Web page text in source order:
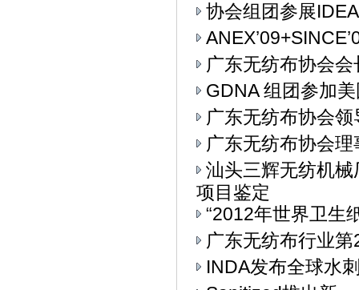
协会组团参展
广东无纺布协会
GDNA 组团参加
广东无纺布协会
广东无纺布协会
汕头三辉无纺机
项目鉴定
“2012年世界卫生
广东无纺布行业
INDA发布全球水